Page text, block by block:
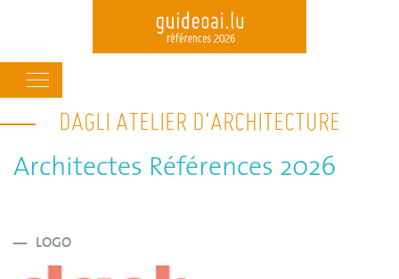
Skip
content
navigation
DAGLI ATELIER D‘ARCHITECTURE
Architectes Références 2026
LOGO